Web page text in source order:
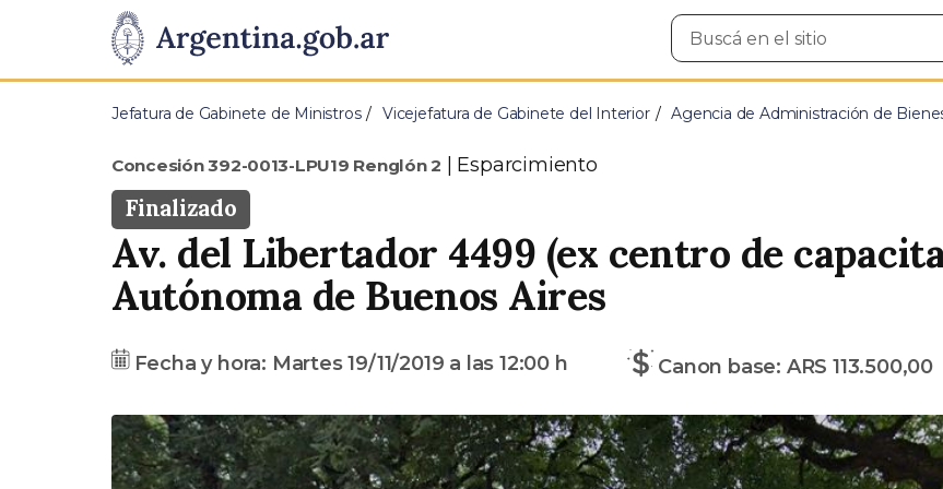
Presidencia
de
Pasar al contenido principal
Buscar
en
Jefatura de Gabinete de Ministros Vicejefatura de Gabinete del Interior Agencia de Administración de
Concesión 392-0013-LPU19 Renglón 2 Tipo
Esparcimiento
Estado
Finalizado
Dirección
Av. del Libertador 4499 (ex centro de
Autónoma de Buenos Aires
Fecha
Fecha y hora: Martes 19/11/2019 a las 12:00 h
Precio
Canon base: ARS 113.500,00
A
n